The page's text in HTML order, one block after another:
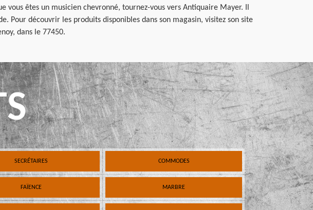
êtes un musicien chevronné, tournez-vous vers Antiquaire Mayer. Il
Pour découvrir les produits disponibles dans son magasin, visitez son site
dans le 77450.
SECRÉTAIRES COMMODES
FAÏENCE MARBRE